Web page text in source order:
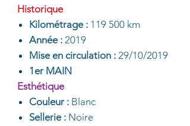
Historique
Kilométrage : 119 500 km
Année : 2019
Mise en circulation : 29/10/2019
1er MAIN
Esthétique
Couleur : Blanc
Sellerie : Noire